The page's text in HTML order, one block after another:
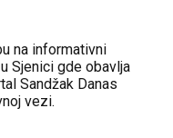
na informativni
Sjenici gde obavlja
Sandžak Danas
vezi.